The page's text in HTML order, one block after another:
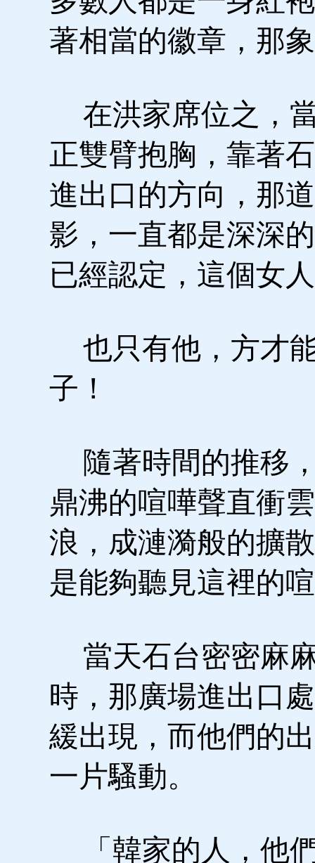
著相當的徽章，那
在洪家席位之，
正雙臂抱胸，靠著
進出口的方向，那
影，一直都是深深
已經認定，這個女
也只有他，方才
子！
隨著時間的推移
鼎沸的喧嘩聲直衝
浪，成漣漪般的擴
是能夠聽見這裡的
當天石台密密麻
時，那廣場進出口
緩出現，而他們的
一片騷動。
「韓家的人，他